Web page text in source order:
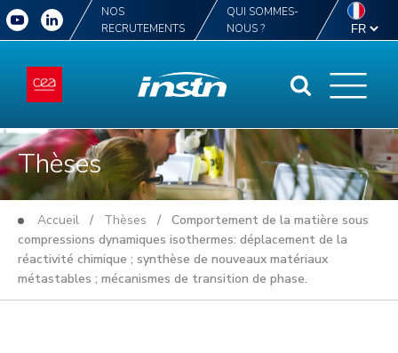
NOS
RECRUTEMENTS
QUI SOMMES-
NOUS ?
Thèses
Accueil / Thèses / Comportement de la matière sous
compressions dynamiques isothermes: déplacement de la
réactivité chimique ; synthèse de nouveaux matériaux
métastables ; mécanismes de transition de phase.